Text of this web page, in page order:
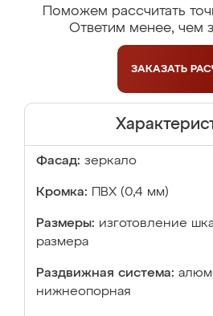
Поможем рассчитать
Ответим менее, чем
ЗАКАЗАТЬ
Фасад: зеркало
Кромка: ПВХ (0,4 мм)
Размеры: изготовление
размера
Раздвижная система:
нижнеопорная